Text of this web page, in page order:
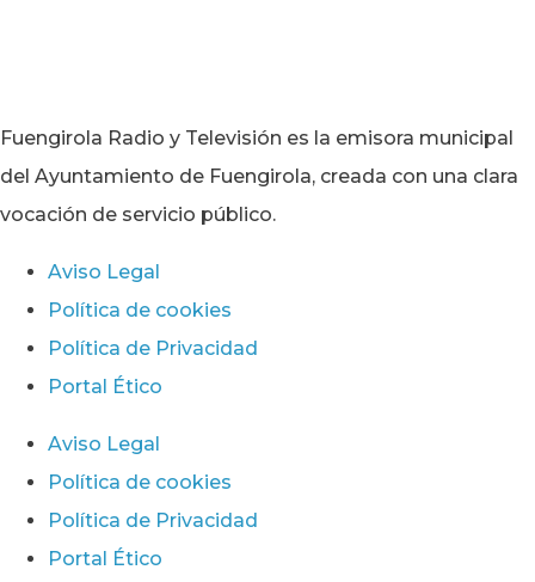
Fuengirola Radio y Televisión es la emisora municipal
del Ayuntamiento de Fuengirola, creada con una clara
vocación de servicio público.
Aviso Legal
Política de cookies
Política de Privacidad
Portal Ético
Aviso Legal
Política de cookies
Política de Privacidad
Portal Ético